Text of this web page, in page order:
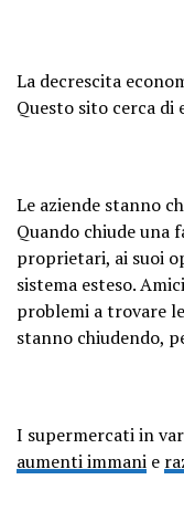
La decrescita
Questo sito cerca
Le aziende stanno
Quando chiude una
proprietari, ai suoi
sistema esteso.
problemi a trovare
stanno chiudendo,
I supermercati in
aumenti immani e